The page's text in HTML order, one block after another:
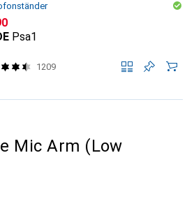
Psa1
1209
Mic Arm (Low